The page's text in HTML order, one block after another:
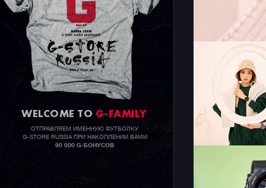
WELCOME TO G-FAMILY
ОТПРАВЛЯЕМ ИМЕННУЮ ФУТБОЛКУ
G-STORE RUSSIA ПРИ НАКОПЛЕНИИ ВАМИ
90 000 G-БОНУСОВ